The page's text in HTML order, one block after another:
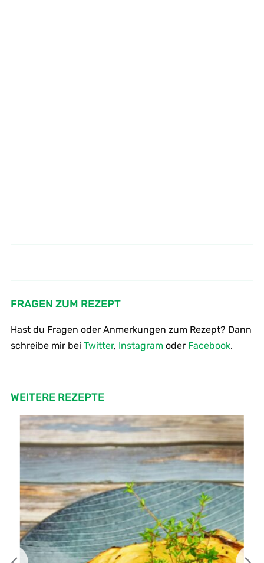
FRAGEN ZUM REZEPT
Hast du Fragen oder Anmerkungen zum Rezept? Dann
schreibe mir bei Twitter, Instagramoder Facebook.
WEITERE REZEPTE